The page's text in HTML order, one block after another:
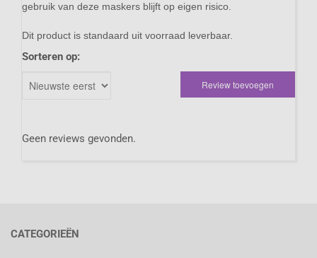
gebruik van deze maskers blijft op eigen risico.
Dit product is standaard uit voorraad leverbaar.
Sorteren op:
Review toevoegen
Geen reviews gevonden.
CATEGORIEËN